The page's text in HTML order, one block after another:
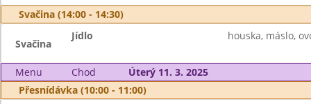
Svačina (14:00 - 14:30)
Svačina
Jídlo houska, máslo,
Menu Chod
Úterý 11. 3. 2025
Přesnídávka (10:00 - 11:00)